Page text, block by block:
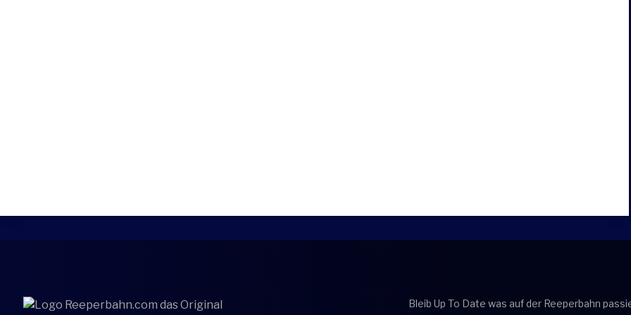
Bleib Up To Date was auf der Reeperbahn